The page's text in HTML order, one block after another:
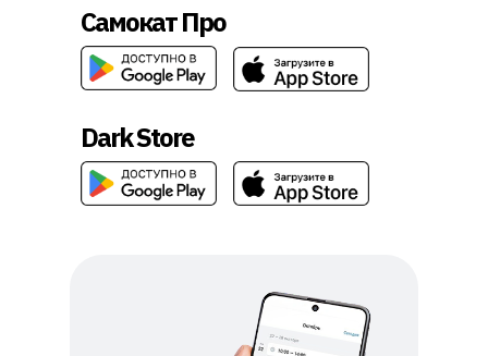
Самокат Про
Dark Store